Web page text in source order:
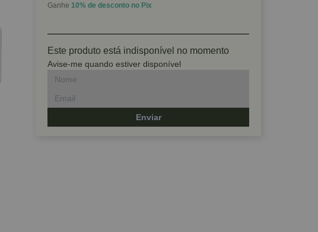
Ganhe 10% de desconto no Pix
Este produto está indisponível no momento
Avise-me quando estiver disponível
Enviar